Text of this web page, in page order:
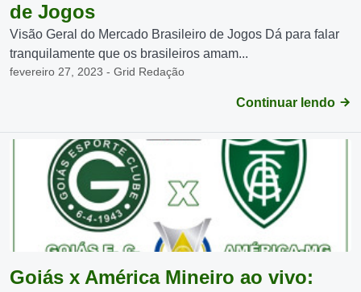
de Jogos
Visão Geral do Mercado Brasileiro de Jogos Dá para falar
tranquilamente que os brasileiros amam...
fevereiro 27, 2023 - Grid Redação
Continuar lendo
Goiás x América Mineiro ao vivo: